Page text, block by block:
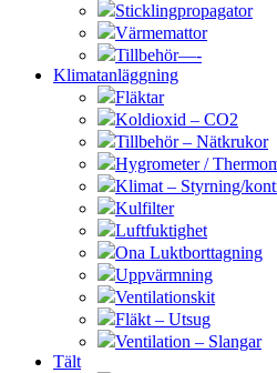
Sticklingpropagator
Värmemattor
Tillbehör—-
Klimatanläggning
Fläktar
Koldioxid – CO2
Tillbehör – Nätkrukor
Hygrometer /
Klimat – Styrning/
Kulfilter
Luftfuktighet
Ona Luktborttagning
Uppvärmning
Ventilationskit
Fläkt – Utsug
Ventilation – Slangar
Tält